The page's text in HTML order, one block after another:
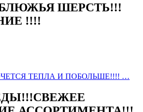
ШЕРСТЬ!!!
!!!!
ТЕПЛА И ПОБОЛЬШЕ!!!! …